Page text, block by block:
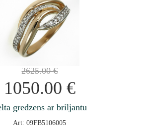
2625.00€
1050.00 €
gredzens ar briljantu
Art: 09FB5106005